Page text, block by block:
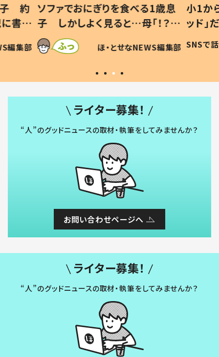
子 約
書い
編集部
ソファでおにぎりを食べる1歳息
子 しかしよく見ると…母「！？」
すべてを察した母の投稿に「可愛
いから許す！」「現行犯〜」
ほ・とせなNEWS編集部
小1か
ッド
作り
#令和
SNSで
ライター募集！
“人”のグッドニュースの取材・執筆をしてみませんか？
お問い合わせページへ
ライター募集！
“人”のグッドニュースの取材・執筆をしてみませんか？